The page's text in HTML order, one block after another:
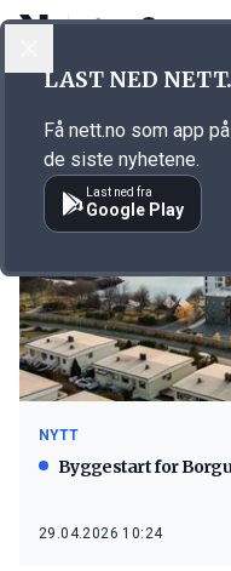
Emne: K.
NYTT
Byggestart for
29.04.2026 10:24
LAST NED
Få nett.no som app
de siste nyhetene.
Last ned fra
Google Play